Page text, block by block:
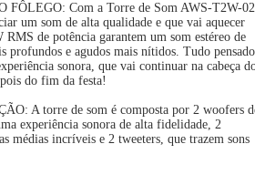
FÔLEGO: Com a Torre de Som AWS-T2W-02
um som de alta qualidade e que vai aquecer
de potência garantem um som estéreo de
profundos e agudos mais nítidos. Tudo pensado
sonora, que vai continuar na cabeça
do fim da festa!
A torre de som é composta por 2 woofers
experiência sonora de alta fidelidade, 2
médias incríveis e 2 tweeters, que trazem sons